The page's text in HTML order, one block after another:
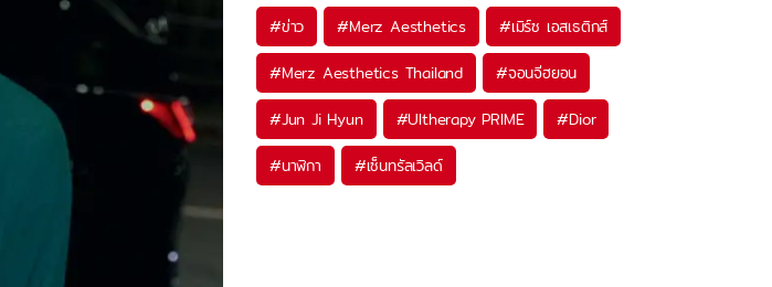
#ข่าว #Merz Aesthetics #เมิร์ซ เอสเธติกส์
#Merz Aesthetics Thailand #จอนจีฮยอน
#Jun Ji Hyun #Ultherapy PRIME #Dior
#นาฬิกา #เซ็นทรัลเวิลด์